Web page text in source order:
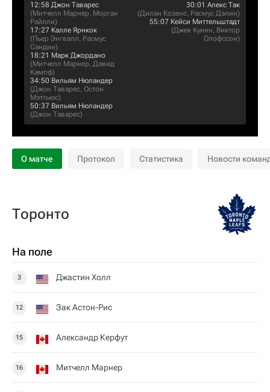
12:58 Джон Таварес
(Митчелл Марнер, Морган
Райлли)
17:27 Калле Ярнкок
(Пьер Энгвалл, Расмус
Сандин)
18:21 Марк Джордано
(Митчелл Марнер, Давид
Кампф)
34:50 Вильям Нюландер
(Джон Таварес, Остон
Мэттьюс)
50:37 Вильям Нюландер
(Джон Таварес)
30:01 Алекс Так
(Дилан Козенс, Расмус Дэлин)
55:07 Кейси Миттельштадт
(Джек Куинн, Виктор
Олофссон)
О матче Протокол Статистика Новости
Торонто
На поле
3 Джастин Холл
12 Зак Астон-Рис
15 Александр Керфут
16 Митчелл Марнер